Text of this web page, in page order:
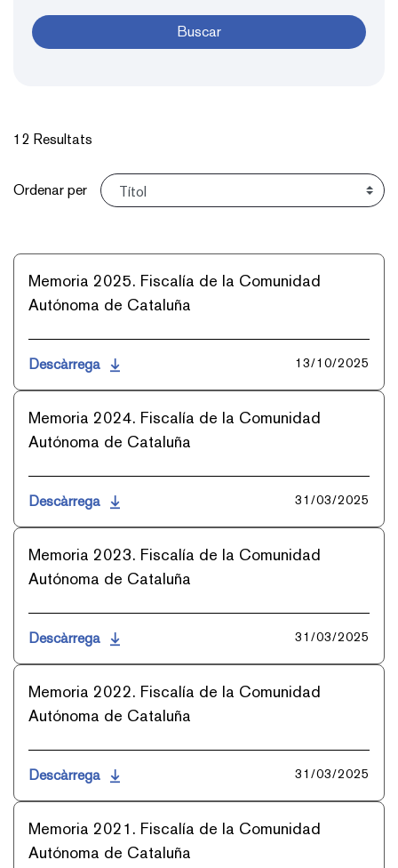
Buscar
12 Resultats
Ordena
Ordenar per
Memoria 2025. Fiscalía de la Comunidad
Autónoma de Cataluña
Descàrrega 13/10/2025
Memoria 2024. Fiscalía de la Comunidad
Autónoma de Cataluña
Descàrrega 31/03/2025
Memoria 2023. Fiscalía de la Comunidad
Autónoma de Cataluña
Descàrrega 31/03/2025
Memoria 2022. Fiscalía de la Comunidad
Autónoma de Cataluña
Descàrrega 31/03/2025
Memoria 2021. Fiscalía de la Comunidad
Autónoma de Cataluña